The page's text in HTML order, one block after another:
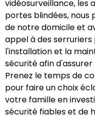
vidéosurveillance, les
portes blindées,
de notre domicile et
appel à des
l'installation et la
sécurité afin
Prenez le temps de
pour faire un choix
votre famille en
sécurité fiables et de